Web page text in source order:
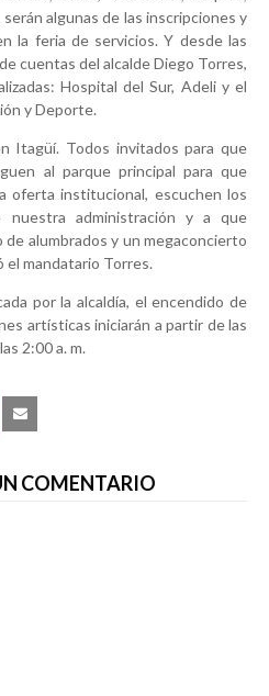
algunas de las inscripciones y
la feria de servicios. Y desde las
cuentas del alcalde Diego Torres,
Hospital del Sur, Adeli y el
y Deporte.
Itagüí. Todos invitados para que
al parque principal para que
oferta institucional, escuchen los
nuestra administración y a que
alumbrados y un megaconcierto
el mandatario Torres.
por la alcaldía, el encendido de
artísticas iniciarán a partir de las
2:00 a. m.
COMENTARIO